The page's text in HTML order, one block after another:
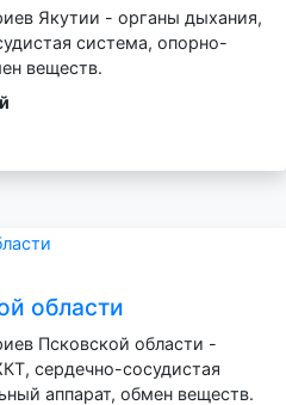
Якутии - органы дыхания,
система, опорно-
веществ.
области
Псковской области -
сердечно-сосудистая
аппарат, обмен веществ.